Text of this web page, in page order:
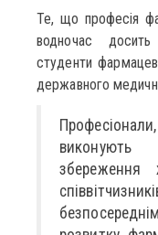
Те, що професія
водночас
студенти
державного
збереження